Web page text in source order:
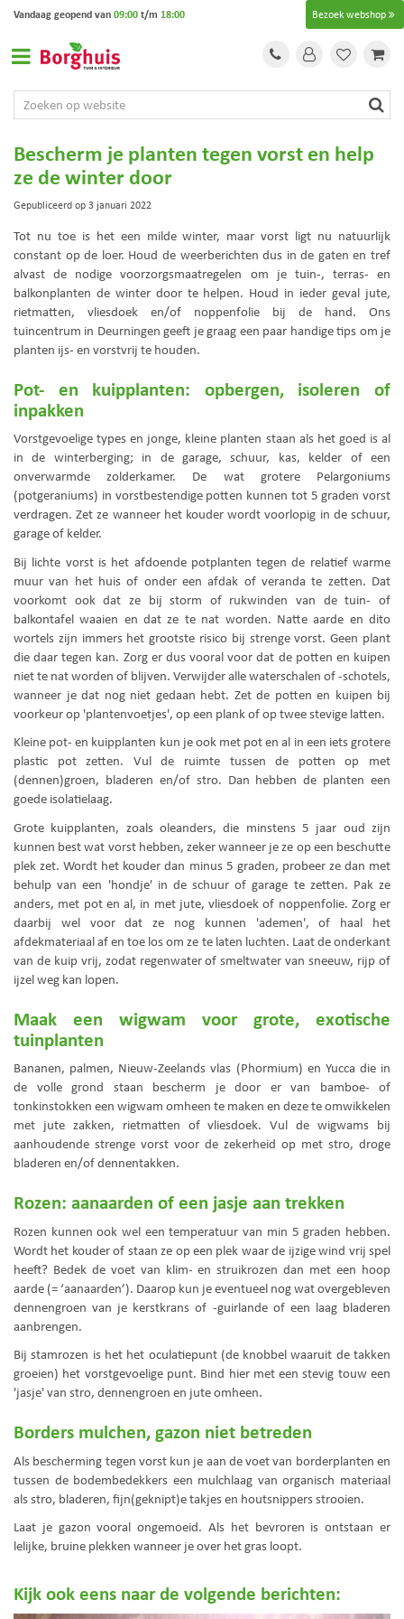
Bezoek webshop
Vandaag geopend van09:00t/m 18:00
Bescherm je planten tegen vorst en help
ze de winter door
Gepubliceerd op3 januari 2022
Tot nu toe is het een milde winter, maar vorst ligt nu natuurlijk
constant op de loer. Houd de weerberichten dus in de gaten en tref
alvast de nodige voorzorgsmaatregelen om je tuin-, terras- en
balkonplanten de winter door te helpen. Houd in ieder geval jute,
rietmatten, vliesdoek en/of noppenfolie bij de hand. Ons
tuincentrum in Deurningen geeft je graag een paar handige tips om je
planten ijs- en vorstvrij te houden.
Pot- en kuipplanten: opbergen, isoleren of
inpakken
Vorstgevoelige types en jonge, kleine planten staan als het goed is al
in de winterberging; in de garage, schuur, kas, kelder of een
onverwarmde zolderkamer. De wat grotere Pelargoniums
(potgeraniums) in vorstbestendige potten kunnen tot 5 graden vorst
verdragen. Zet ze wanneer het kouder wordt voorlopig in de schuur,
garage of kelder.
Bij lichte vorst is het afdoende potplanten tegen de relatief warme
muur van het huis of onder een afdak of veranda te zetten. Dat
voorkomt ook dat ze bij storm of rukwinden van de tuin- of
balkontafel waaien en dat ze te nat worden. Natte aarde en dito
wortels zijn immers het grootste risico bij strenge vorst. Geen plant
die daar tegen kan. Zorg er dus vooral voor dat de potten en kuipen
niet te nat worden of blijven. Verwijder alle waterschalen of -schotels,
wanneer je dat nog niet gedaan hebt. Zet de potten en kuipen bij
voorkeur op 'plantenvoetjes', op een plank of op twee stevige latten.
Kleine pot- en kuipplanten kun je ook met pot en al in een iets grotere
plastic pot zetten. Vul de ruimte tussen de potten op met
(dennen)groen, bladeren en/of stro. Dan hebben de planten een
goede isolatielaag.
Grote kuipplanten, zoals oleanders, die minstens 5 jaar oud zijn
kunnen best wat vorst hebben, zeker wanneer je ze op een beschutte
plek zet. Wordt het kouder dan minus 5 graden, probeer ze dan met
behulp van een 'hondje' in de schuur of garage te zetten. Pak ze
anders, met pot en al, in met jute, vliesdoek of noppenfolie. Zorg er
daarbij wel voor dat ze nog kunnen 'ademen', of haal het
afdekmateriaal af en toe los om ze te laten luchten. Laat de onderkant
van de kuip vrij, zodat regenwater of smeltwater van sneeuw, rijp of
ijzel weg kan lopen.
Maak een wigwam voor grote, exotische
tuinplanten
Bananen, palmen, Nieuw-Zeelands vlas (Phormium) en Yucca die in
de volle grond staan bescherm je door er van bamboe- of
tonkinstokken een wigwam omheen te maken en deze te omwikkelen
met jute zakken, rietmatten of vliesdoek. Vul de wigwams bij
aanhoudende strenge vorst voor de zekerheid op met stro, droge
bladeren en/of dennentakken.
Rozen: aanaarden of een jasje aan trekken
Rozen kunnen ook wel een temperatuur van min 5 graden hebben.
Wordt het kouder of staan ze op een plek waar de ijzige wind vrij spel
heeft? Bedek de voet van klim- en struikrozen dan met een hoop
aarde (= ‘aanaarden’). Daarop kun je eventueel nog wat overgebleven
dennengroen van je kerstkrans of -guirlande of een laag bladeren
aanbrengen.
Bij stamrozen is het het oculatiepunt (de knobbel waaruit de takken
groeien) het vorstgevoelige punt. Bind hier met een stevig touw een
'jasje' van stro, dennengroen en jute omheen.
Borders mulchen, gazon niet betreden
Als bescherming tegen vorst kun je aan de voet van borderplanten en
tussen de bodembedekkers een mulchlaag van organisch materiaal
als stro, bladeren, fijn(geknipt)e takjes en houtsnippers strooien.
Laat je gazon vooral ongemoeid. Als het bevroren is ontstaan er
lelijke, bruine plekken wanneer je over het gras loopt.
Kijk ook eens naar de volgende berichten: